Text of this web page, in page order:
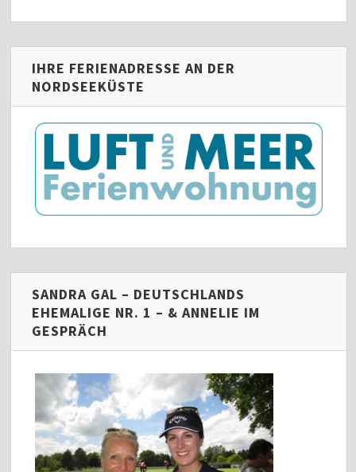
IHRE FERIENADRESSE AN DER
NORDSEEKÜSTE
SANDRA GAL – DEUTSCHLANDS
EHEMALIGE NR. 1 – & ANNELIE IM
GESPRÄCH